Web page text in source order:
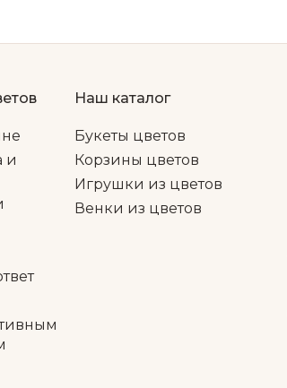
и
Наш каталог
Букеты цветов
Корзины цветов
Игрушки из цветов
Венки из цветов